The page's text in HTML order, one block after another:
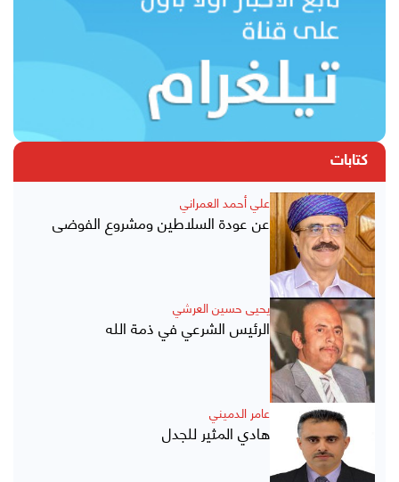
كتابات
علي أحمد العمراني
عن عودة السلاطين ومشروع الفوضى
يحيى حسين العرشي
الرئيس الشرعي في ذمة الله
عامر الدميني
هادي المثير للجدل